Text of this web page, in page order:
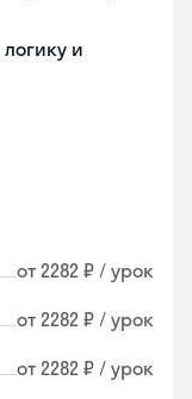
и
от 2282 ₽ / урок
от 2282 ₽ / урок
от 2282 ₽ / урок